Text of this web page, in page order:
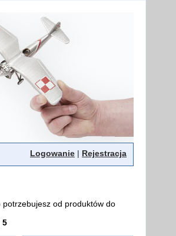
Logowanie | Rejestracja
od produktów do
5